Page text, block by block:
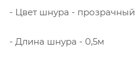
- Цвет шнура - прозрачный
- Длина шнура - 0,5м